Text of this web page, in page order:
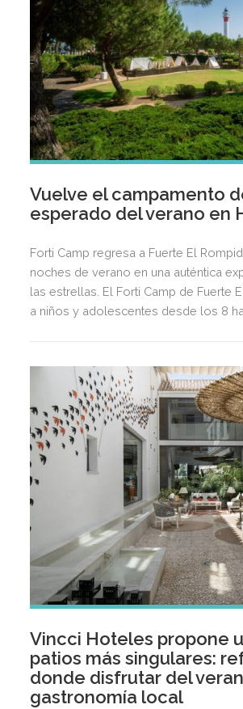
Vuelve el campamento
esperado del verano en
Forti Camp regresa a Fuerte El
noches de verano en una auténtica
las estrellas. El Forti Camp de Fuerte
a niños y adolescentes desde los 8
Vincci Hoteles propone
patios más singulares:
donde disfrutar del
gastronomía local